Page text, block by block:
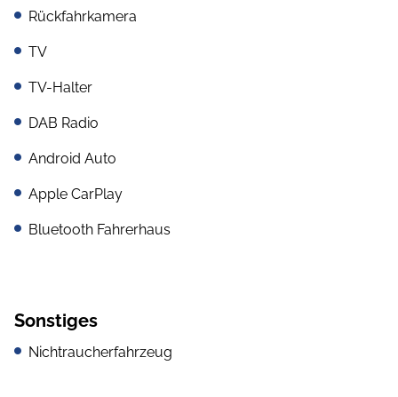
Rückfahrkamera
TV
TV-Halter
DAB Radio
Android Auto
Apple CarPlay
Bluetooth Fahrerhaus
Sonstiges
Nichtraucherfahrzeug